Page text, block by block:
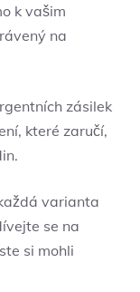
k vašim
na
zásilek
které zaručí,
varianta
se na
si mohli